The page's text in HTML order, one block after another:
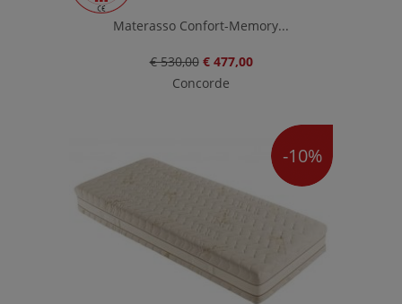
Materasso Confort-Memory...
€ 530,00 € 477,00
Concorde
-10%